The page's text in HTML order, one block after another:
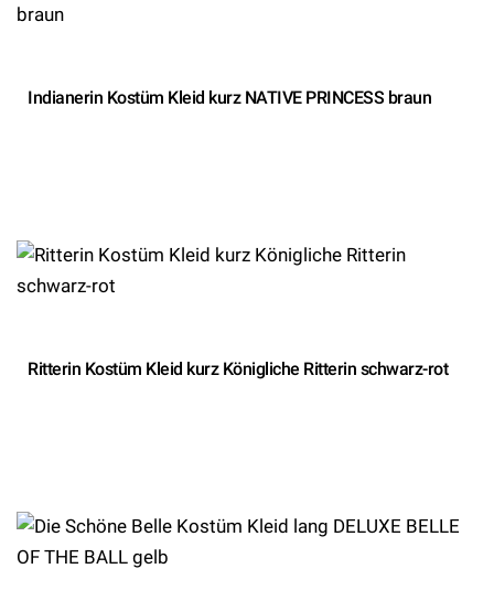
Indianerin Kostüm Kleid kurz NATIVE PRINCESS braun
Ritterin Kostüm Kleid kurz Königliche Ritterin schwarz-rot